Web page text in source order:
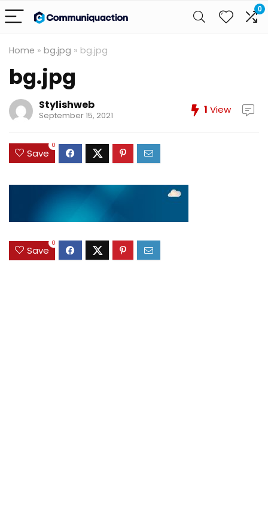
0
Home » bg.jpg » bg.jpg
bg.jpg
Stylishweb
September 15, 2021 1 View
Save
0
Save
0